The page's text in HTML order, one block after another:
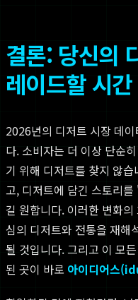
결론: 당신의
레이드할 시간
2026년의 디저트 시장 데
다. 소비자는 더 이상 단순
기 위해 디저트를 찾지 않
고, 디저트에 담긴 스토리
길 원합니다. 이러한 변화
심의 디저트와 전통을 재해
될 것입니다. 그리고 이 모
된 곳이 바로 아이디어스